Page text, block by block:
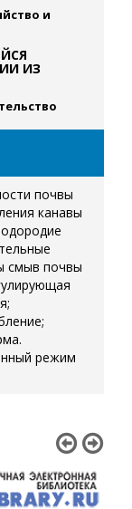
и
ИЗ
почвы
канавы
смыв почвы
режим